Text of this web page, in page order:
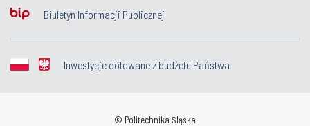
Biuletyn Informacji Publicznej
Inwestycje dotowane z budżetu Państwa
© Politechnika Śląska